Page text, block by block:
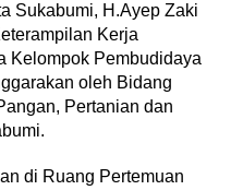
Sukabumi, H.Ayep Zaki
Kerja
Kelompok Pembudidaya
oleh Bidang
Pertanian dan
di Ruang Pertemuan